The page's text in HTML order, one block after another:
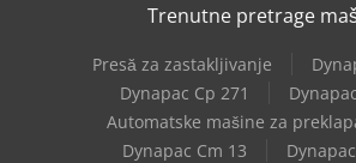
Trenutne pretrage
Presă za zastakljivanje
Dynapac Cp 271
Automatske mašine za
Dynapac Cm 13